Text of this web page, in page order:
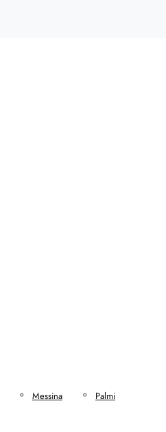
Messina
Palmi